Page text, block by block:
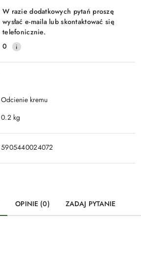
W razie dodatkowych pytań proszę
wysłać e-maila lub skontaktować się
telefonicznie.
0
Odcienie kremu
0.2 kg
5905440024072
OPINIE (0) ZADAJ PYTANIE